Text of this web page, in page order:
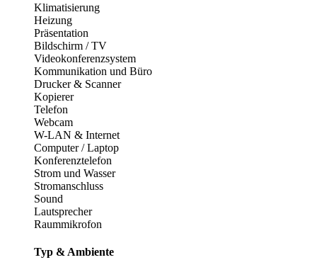
Klimatisierung
Heizung
Präsentation
Bildschirm / TV
Videokonferenzsystem
Kommunikation und Büro
Drucker & Scanner
Kopierer
Telefon
Webcam
W-LAN & Internet
Computer / Laptop
Konferenztelefon
Strom und Wasser
Stromanschluss
Sound
Lautsprecher
Raummikrofon
Typ & Ambiente